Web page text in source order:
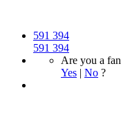
591 394
591 394
Are you a
Yes | No ?